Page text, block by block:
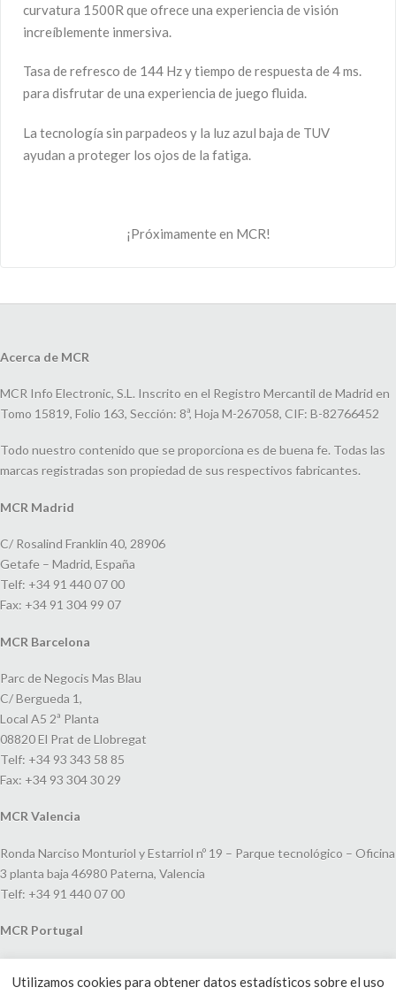
curvatura 1500R que ofrece una experiencia de visión
increíblemente inmersiva.
Tasa de refresco de 144 Hz y tiempo de respuesta de 4 ms.
para disfrutar de una experiencia de juego fluida.
La tecnología sin parpadeos y la luz azul baja de TUV
ayudan a proteger los ojos de la fatiga.
¡Próximamente en MCR!
Acerca de MCR
MCR Info Electronic, S.L. Inscrito en el Registro Mercantil de Madrid en
Tomo 15819, Folio 163, Sección: 8ª, Hoja M-267058, CIF: B-82766452
Todo nuestro contenido que se proporciona es de buena fe. Todas las
marcas registradas son propiedad de sus respectivos fabricantes.
MCR Madrid
C/ Rosalind Franklin 40, 28906
Getafe – Madrid, España
Telf: +34 91 440 07 00
Fax: +34 91 304 99 07
MCR Barcelona
Parc de Negocis Mas Blau
C/ Bergueda 1,
Local A5 2ª Planta
08820 El Prat de Llobregat
Telf: +34 93 343 58 85
Fax: +34 93 304 30 29
MCR Valencia
Ronda Narciso Monturiol y Estarriol nº 19 – Parque tecnológico – Oficina
3 planta baja 46980 Paterna, Valencia
Telf: +34 91 440 07 00
MCR Portugal
João V, 24
Utilizamos cookies para obtener datos estadísticos sobre el uso